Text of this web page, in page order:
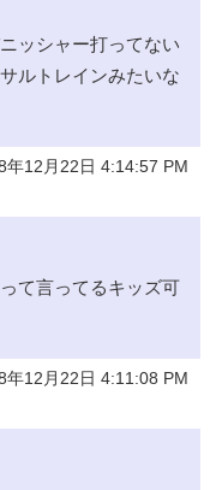
ッシャー打ってない
ルトレインみたいな
年12月22日 4:14:57 PM
て言ってるキッズ可
年12月22日 4:11:08 PM